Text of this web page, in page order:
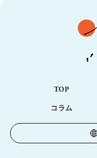
TOP
コラム